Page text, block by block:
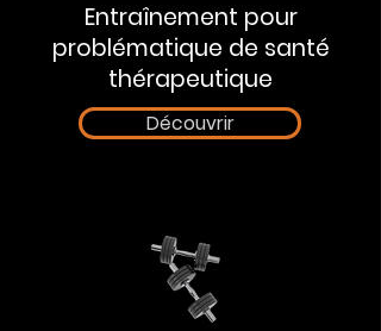
Entraînement pour
problématique de santé
thérapeutique
Découvrir